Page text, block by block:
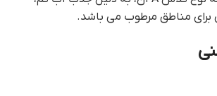
برای مناطق مرطوب می باشد.